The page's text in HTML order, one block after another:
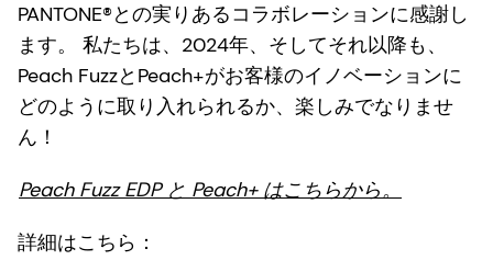
PANTONE®との実りあるコラボレーションに感謝し
ます。 私たちは、2024年、そしてそれ以降も、
Peach FuzzとPeach+がお客様のイノベーションに
どのように取り入れられるか、楽しみでなりませ
ん！
Peach Fuzz EDP と Peach+ はこちらから。
詳細はこちら：